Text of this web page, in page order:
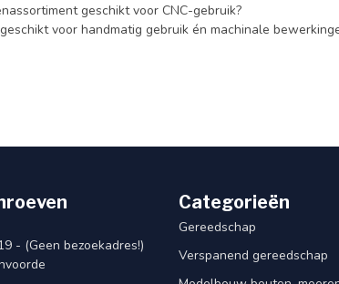
geschikt voor CNC-gebruik?
voor handmatig gebruik én machinale
- (Geen bezoekadres!)
Categorieën
Gereedschap
Verspanend gereedschap